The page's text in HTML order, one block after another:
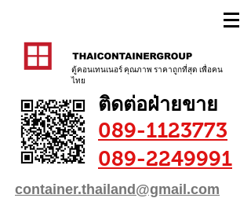
ตู้คอนเทนเนอร์ คุณภาพ ราคาถูกที่สุด เพื่อคน
ไทย
ติดต่อฝ่ายขาย
089-1123773
089-2249991
container.thailand@gmail.com